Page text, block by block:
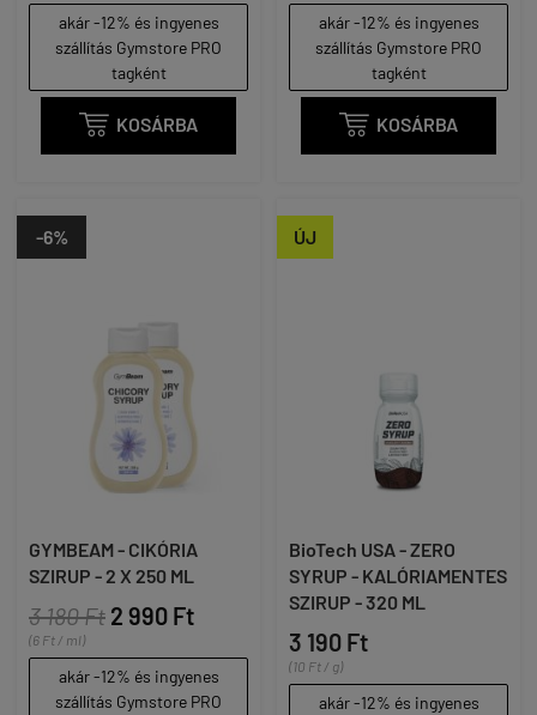
akár -12% és ingyenes
szállítás Gymstore PRO
tagként
 KOSÁRBA
akár -12% és ingyenes
szállítás Gymstore PRO
tagként
 KOSÁRBA
-6%
GYMBEAM - CIKÓRIA
SZIRUP - 2 X 250 ML
3 180 Ft 2 990 Ft
(6 Ft / ml)
akár -12% és ingyenes
szállítás Gymstore PRO
ÚJ
BioTech USA - ZERO
SYRUP - KALÓRIAMENTES
SZIRUP - 320 ML
3 190 Ft
(10 Ft / g)
akár -12% és ingyenes